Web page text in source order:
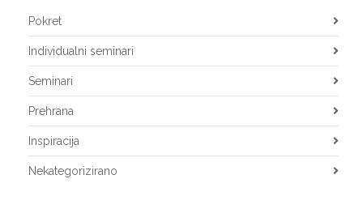
Pokret
Individualni seminari
Seminari
Prehrana
Inspiracija
Nekategorizirano